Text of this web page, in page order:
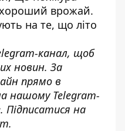
хороший врожай.
на те, що літо
канал, щоб
новин. За
прямо в
нашому Telegram-
. Підписатися на
.